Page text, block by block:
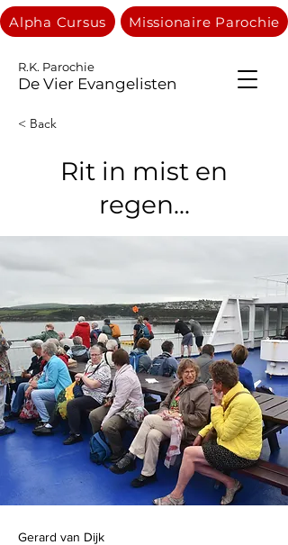
R.K. Parochie
De Vier Evangelisten
Alpha Cursus Missionaire Parochie
< Back
Rit in mist en
regen...
Gerard van Dijk